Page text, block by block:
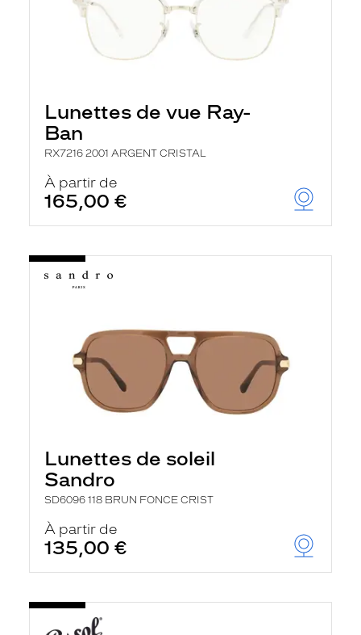
Lunettes de vue Ray-
Ban
RX7216 2001 ARGENT CRISTAL
À partir de
165,00 €
Lunettes de soleil
Sandro
SD6096 118 BRUN FONCE CRIST
À partir de
135,00 €